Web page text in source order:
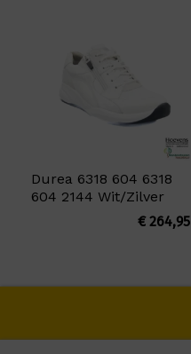
Durea 6318 604 6318
604 2144 Wit/Zilver
€264,95